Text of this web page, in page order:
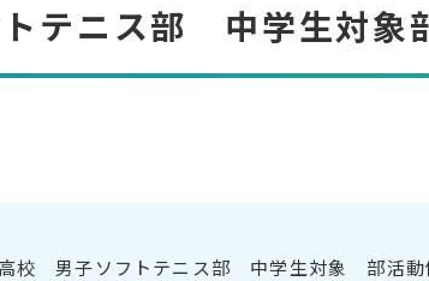
テニス部 中学生対象
校 男子ソフトテニス部 中学生対象 部活動